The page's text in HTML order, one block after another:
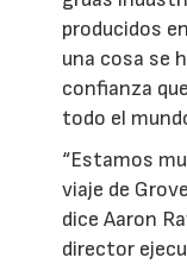
producidos
una cosa se
confianza
todo el
“Estamos
viaje de
dice Aaron
director